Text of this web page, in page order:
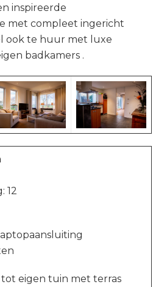
inspireerde
met compleet ingericht
ook te huur met luxe
badkamers .
12
eigen tuin met terras